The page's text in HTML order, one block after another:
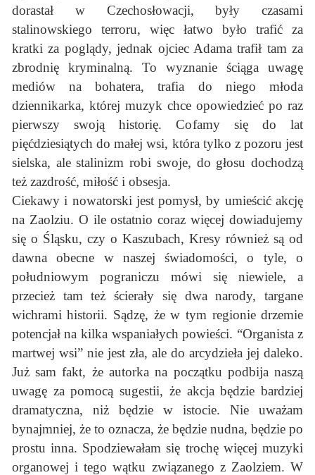
dorastał w Czechosłowacji, były czasami
stalinowskiego terroru, więc łatwo było trafić za
kratki za poglądy, jednak ojciec Adama trafił tam za
zbrodnię kryminalną. To wyznanie ściąga uwagę
mediów na bohatera, trafia do niego młoda
dziennikarka, której muzyk chce opowiedzieć po raz
pierwszy swoją historię. Cofamy się do lat
pięćdziesiątych do małej wsi, która tylko z pozoru jest
sielska, ale stalinizm robi swoje, do głosu dochodzą
też zazdrość, miłość i obsesja.
Ciekawy i nowatorski jest pomysł, by umieścić akcję
na Zaolziu. O ile ostatnio coraz więcej dowiadujemy
się o Śląsku, czy o Kaszubach, Kresy również są od
dawna obecne w naszej świadomości, o tyle, o
południowym pograniczu mówi się niewiele, a
przecież tam też ścierały się dwa narody, targane
wichrami historii. Sądzę, że w tym regionie drzemie
potencjał na kilka wspaniałych powieści. “Organista z
martwej wsi” nie jest zła, ale do arcydzieła jej daleko.
Już sam fakt, że autorka na początku podbija naszą
uwagę za pomocą sugestii, że akcja będzie bardziej
dramatyczna, niż będzie w istocie. Nie uważam
bynajmniej, że to oznacza, że będzie nudna, będzie po
prostu inna. Spodziewałam się trochę więcej muzyki
organowej i tego wątku związanego z Zaolziem. W